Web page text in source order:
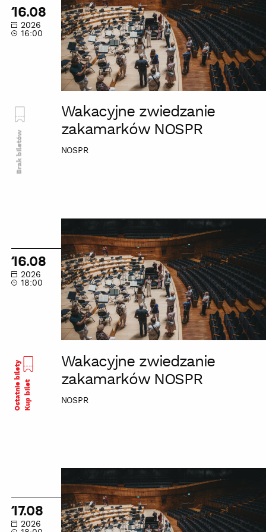
zakamarków
NOSPR
16.08
2026
16:00
Wakacyjne zwiedzanie
zakamarków NOSPR
NOSPR
Brak biletów
zwiedzanie
zakamarków
NOSPR
16.08
2026
18:00
Wakacyjne zwiedzanie
zakamarków NOSPR
NOSPR
Ostatnie biletyKup bilet
zwiedzanie
zakamarków
NOSPR
17.08
2026